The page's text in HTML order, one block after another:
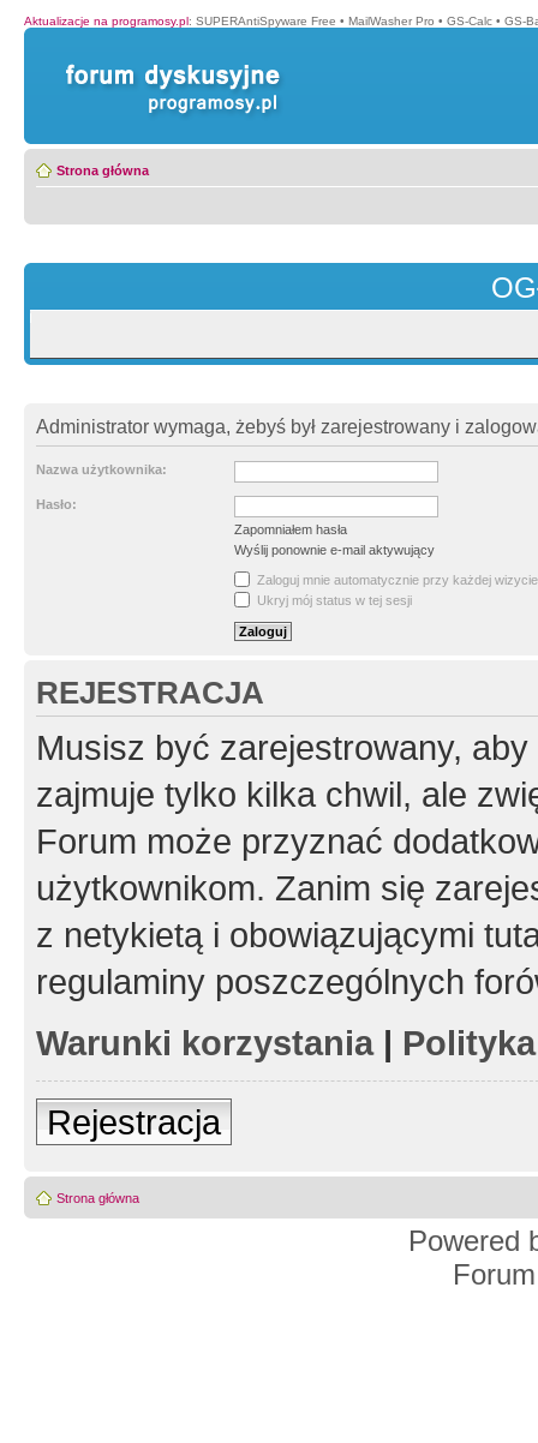
Aktualizacje na programosy.pl: SUPERAntiSpyware Free • MailWasher Pro • GS-Calc • GS-
Strona główna
Administrator wymaga, żebyś był zarejestrowany i
Nazwa użytkownika:
Hasło:
Zapomniałem hasła
Wyślij ponownie e-mail aktywujący
Zaloguj mnie automatycznie przy każdej wizycie
Ukryj mój status w tej sesji
REJESTRACJA
Musisz być zarejestrowany,
zajmuje tylko kilka chwil, ale
Forum może przyznać
użytkownikom. Zanim się
z netykietą i obowiązującymi
regulaminy poszczególnych
Warunki korzystania|
Rejestracja
Strona główna
Powered